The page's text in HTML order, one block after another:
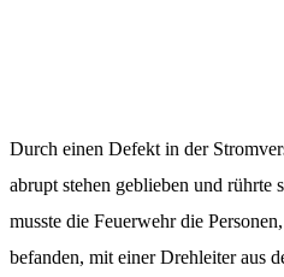
Durch einen Defekt in der
abrupt stehen geblieben und rührte
musste die Feuerwehr die
befanden, mit einer Drehleiter aus